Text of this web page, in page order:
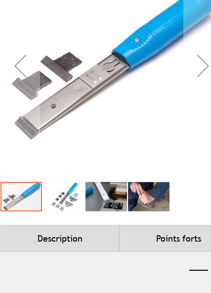
the
gallery
Description Points forts